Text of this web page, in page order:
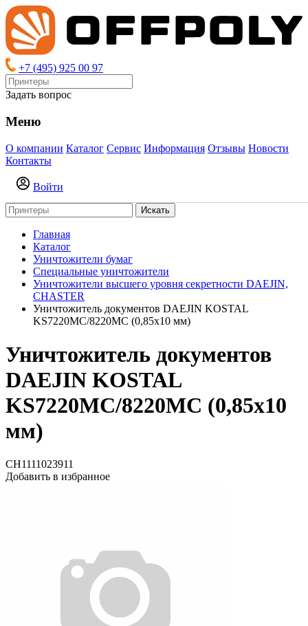
+7 (495) 925 00 97
Задать вопрос
Меню
О компании Каталог Сервис Информация Отзывы Новости
Контакты
Войти
Искать
Главная
Каталог
Уничтожители бумаг
Специальные уничтожители
Уничтожители высшего уровня секретности DAEJIN,
CHASTER
Уничтожитель документов DAEJIN KOSTAL
KS7220MC/8220МС (0,85х10 мм)
Уничтожитель документов
DAEJIN KOSTAL
KS7220MC/8220МС (0,85х10
мм)
СН1111023911
Добавить в избранное